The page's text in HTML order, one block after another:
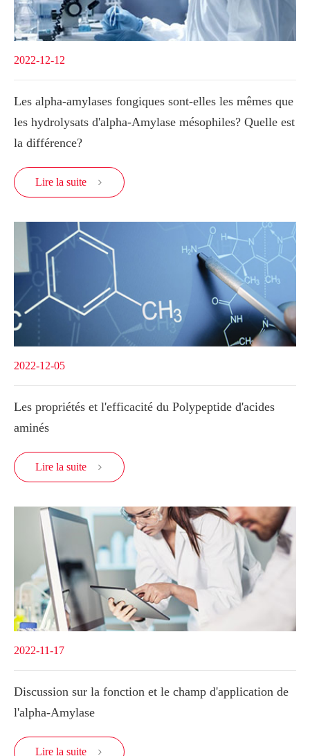
2022-12-12
Les alpha-amylases fongiques sont-elles les mêmes que
les hydrolysats d'alpha-Amylase mésophiles? Quelle est
la différence?
Lire la suite 
2022-12-05
Les propriétés et l'efficacité du Polypeptide d'acides
aminés
Lire la suite 
2022-11-17
Discussion sur la fonction et le champ d'application de
l'alpha-Amylase
Lire la suite 